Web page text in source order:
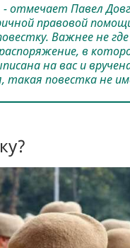
Павел
правовой
Важнее не
в
на вас и
такая повестка не